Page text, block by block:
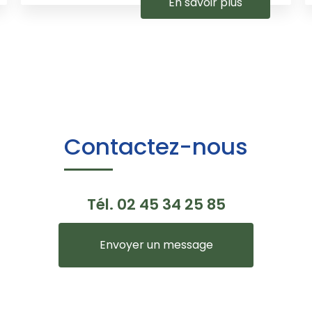
Contactez-nous
Tél. 02 45 34 25 85
Envoyer un message